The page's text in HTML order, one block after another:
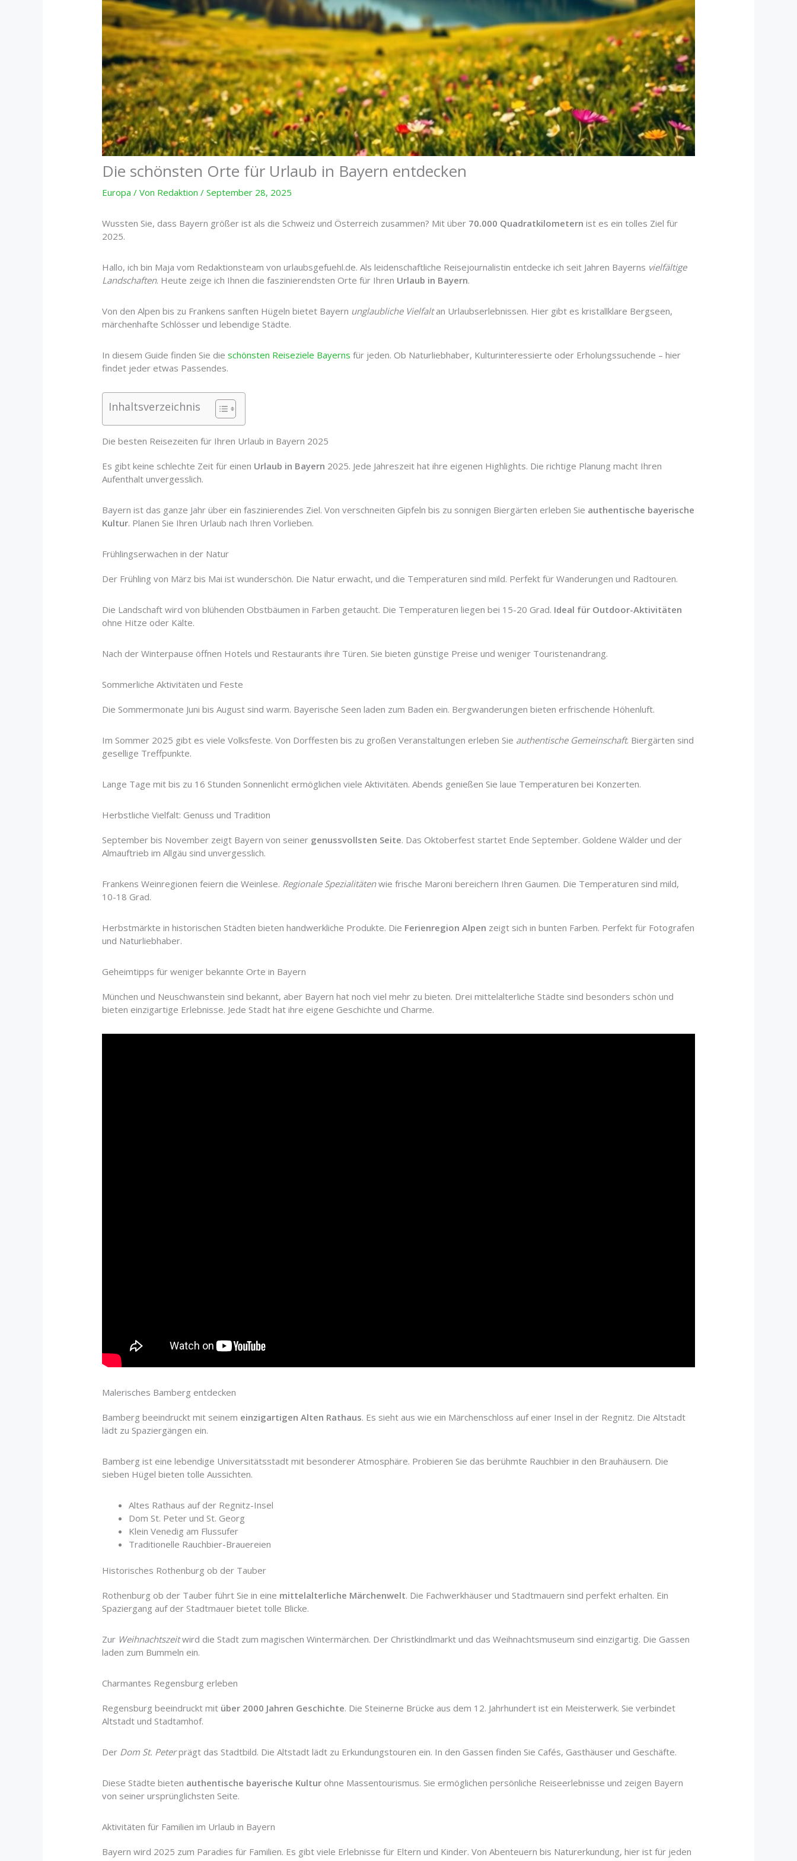
Die schönsten Orte für Urlaub in Bayern entdecken
Europa / Von Redaktion/September 28, 2025
Wussten Sie, dass Bayern größer ist als die Schweiz und Österreich zusammen? Mit über 70.000 Quadratkilometern ist es ein tolles Ziel für
2025.
Hallo, ich bin Maja vom Redaktionsteam von urlaubsgefuehl.de. Als leidenschaftliche Reisejournalistin entdecke ich seit Jahren Bayerns vielfältige
Landschaften. Heute zeige ich Ihnen die faszinierendsten Orte für Ihren Urlaub in Bayern.
Von den Alpen bis zu Frankens sanften Hügeln bietet Bayern unglaubliche Vielfaltan Urlaubserlebnissen. Hier gibt es kristallklare Bergseen,
märchenhafte Schlösser und lebendige Städte.
In diesem Guide finden Sie dieschönsten Reiseziele Bayerns für jeden. Ob Naturliebhaber, Kulturinteressierte oder Erholungssuchende – hier
findet jeder etwas Passendes.
Inhaltsverzeichnis
Die besten Reisezeiten für Ihren Urlaub in Bayern 2025
Es gibt keine schlechte Zeit für einen Urlaub in Bayern 2025. Jede Jahreszeit hat ihre eigenen Highlights. Die richtige Planung macht Ihren
Aufenthalt unvergesslich.
Bayern ist das ganze Jahr über ein faszinierendes Ziel. Von verschneiten Gipfeln bis zu sonnigen Biergärten erleben Sie authentische bayerische
Kultur. Planen Sie Ihren Urlaub nach Ihren Vorlieben.
Frühlingserwachen in der Natur
Der Frühling von März bis Mai ist wunderschön. Die Natur erwacht, und die Temperaturen sind mild. Perfekt für Wanderungen und Radtouren.
Die Landschaft wird von blühenden Obstbäumen in Farben getaucht. Die Temperaturen liegen bei 15-20 Grad. Ideal für Outdoor-Aktivitäten
ohne Hitze oder Kälte.
Nach der Winterpause öffnen Hotels und Restaurants ihre Türen. Sie bieten günstige Preise und weniger Touristenandrang.
Sommerliche Aktivitäten und Feste
Die Sommermonate Juni bis August sind warm. Bayerische Seen laden zum Baden ein. Bergwanderungen bieten erfrischende Höhenluft.
Im Sommer 2025 gibt es viele Volksfeste. Von Dorffesten bis zu großen Veranstaltungen erleben Sie authentische Gemeinschaft. Biergärten sind
gesellige Treffpunkte.
Lange Tage mit bis zu 16 Stunden Sonnenlicht ermöglichen viele Aktivitäten. Abends genießen Sie laue Temperaturen bei Konzerten.
Herbstliche Vielfalt: Genuss und Tradition
September bis November zeigt Bayern von seiner genussvollsten Seite. Das Oktoberfest startet Ende September. Goldene Wälder und der
Almauftrieb im Allgäu sind unvergesslich.
Frankens Weinregionen feiern die Weinlese. Regionale Spezialitätenwie frische Maroni bereichern Ihren Gaumen. Die Temperaturen sind mild,
10-18 Grad.
Herbstmärkte in historischen Städten bieten handwerkliche Produkte. Die Ferienregion Alpen zeigt sich in bunten Farben. Perfekt für Fotografen
und Naturliebhaber.
Geheimtipps für weniger bekannte Orte in Bayern
München und Neuschwanstein sind bekannt, aber Bayern hat noch viel mehr zu bieten. Drei mittelalterliche Städte sind besonders schön und
bieten einzigartige Erlebnisse. Jede Stadt hat ihre eigene Geschichte und Charme.
Malerisches Bamberg entdecken
Bamberg beeindruckt mit seinem einzigartigen Alten Rathaus. Es sieht aus wie ein Märchenschloss auf einer Insel in der Regnitz. Die Altstadt
lädt zu Spaziergängen ein.
Bamberg ist eine lebendige Universitätsstadt mit besonderer Atmosphäre. Probieren Sie das berühmte Rauchbier in den Brauhäusern. Die
sieben Hügel bieten tolle Aussichten.
Altes Rathaus auf der Regnitz-Insel
Dom St. Peter und St. Georg
Klein Venedig am Flussufer
Traditionelle Rauchbier-Brauereien
Historisches Rothenburg ob der Tauber
Rothenburg ob der Tauber führt Sie in eine mittelalterliche Märchenwelt. Die Fachwerkhäuser und Stadtmauern sind perfekt erhalten. Ein
Spaziergang auf der Stadtmauer bietet tolle Blicke.
Zur Weihnachtszeitwird die Stadt zum magischen Wintermärchen. Der Christkindlmarkt und das Weihnachtsmuseum sind einzigartig. Die Gassen
laden zum Bummeln ein.
Charmantes Regensburg erleben
Regensburg beeindruckt mit über 2000 Jahren Geschichte. Die Steinerne Brücke aus dem 12. Jahrhundert ist ein Meisterwerk. Sie verbindet
Altstadt und Stadtamhof.
Der Dom St. Peterprägt das Stadtbild. Die Altstadt lädt zu Erkundungstouren ein. In den Gassen finden Sie Cafés, Gasthäuser und Geschäfte.
Diese Städte bieten authentische bayerische Kultur ohne Massentourismus. Sie ermöglichen persönliche Reiseerlebnisse und zeigen Bayern
von seiner ursprünglichsten Seite.
Aktivitäten für Familien im Urlaub in Bayern
Bayern wird 2025 zum Paradies für Familien. Es gibt viele Erlebnisse für Eltern und Kinder. Von Abenteuern bis Naturerkundung, hier ist für jeden